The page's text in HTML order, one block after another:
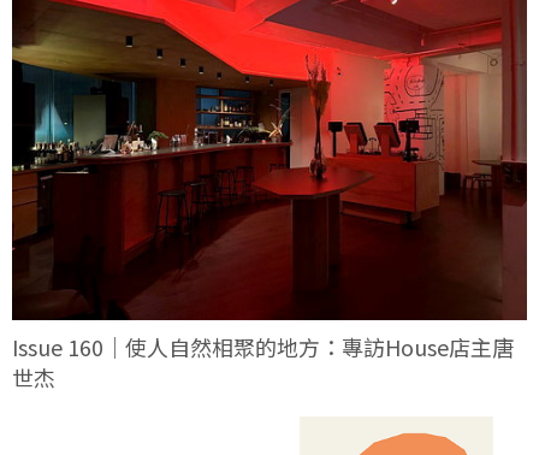
Issue 160｜使人自然相聚的地方：專訪House店主唐
世杰